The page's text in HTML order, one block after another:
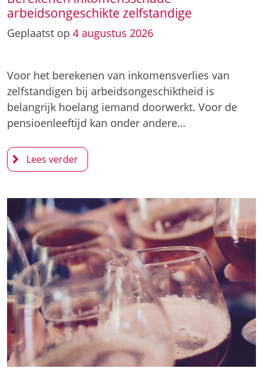
arbeidsongeschikte zelfstandige
Geplaatst op 4 augustus 2026
Voor het berekenen van inkomensverlies van
zelfstandigen bij arbeidsongeschiktheid is
belangrijk hoelang iemand doorwerkt. Voor de
pensioenleeftijd kan onder andere…